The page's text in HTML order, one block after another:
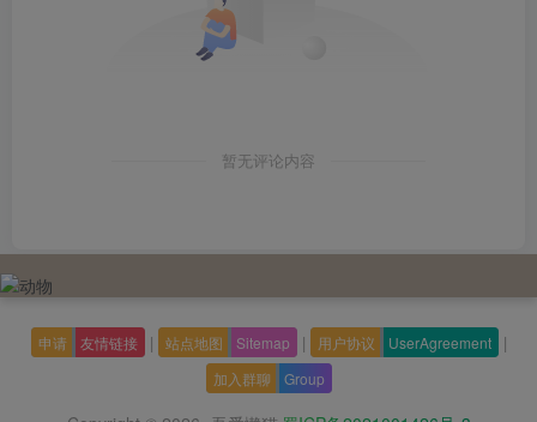
暂无评论内容
申请 友情链接 | 站点地图 Sitemap | 用户协议 UserAgreement |
加入群聊 Group